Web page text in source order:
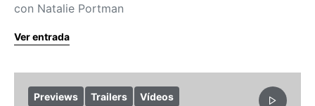
con Natalie Portman
Ver entrada
Previews Trailers Vídeos